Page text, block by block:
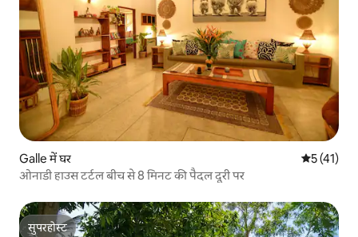
Galle में घर औसत रेटिंग
5 (41)
ओनाडी हाउस टर्टल बीच से 8 मिनट की पैदल दूरी पर
सुपरहोस्ट